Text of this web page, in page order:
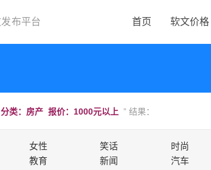
布平台 软文价格
首页
分类：房产 报价：1000元以上 ” 结果：
女性 笑话 时尚
教育 新闻 汽车